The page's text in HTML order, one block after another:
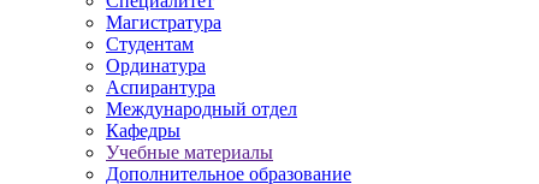
Магистратура
Студентам
Ординатура
Аспирантура
Международный отдел
Кафедры
Учебные материалы
Дополнительное образование